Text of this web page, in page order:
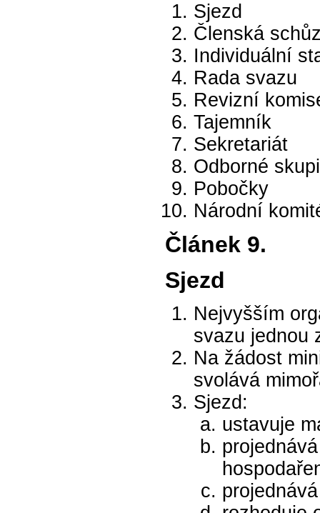
Sjezd
Členská
Individuální
Rada svazu
Revizní
Tajemník
Sekretariát
Odborné
Pobočky
Národní
Článek 9.
Sjezd
Nejvyšším
svazu jednou
Na žádost
svolává
Sjezd:
ustavuje